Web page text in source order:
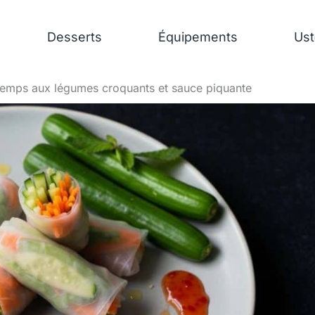
Desserts Équipements
aux légumes croquants et sauce piquante